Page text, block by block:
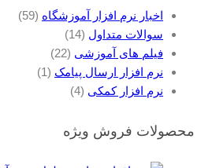
اخبار نرم افزار آموزشگاه (59)
سوالات متداول (14)
فیلم های آموزشی (22)
نرم افزار ارسال پیامک (1)
نرم افزار کمکی (4)
محصولات فروش ویژه